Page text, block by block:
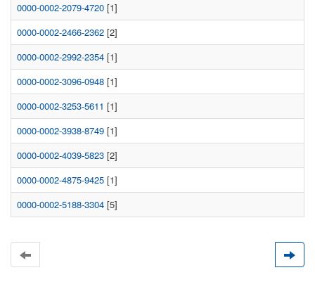
0000-0002-2079-4720 [1]
0000-0002-2466-2362 [2]
0000-0002-2992-2354 [1]
0000-0002-3096-0948 [1]
0000-0002-3253-5611 [1]
0000-0002-3938-8749 [1]
0000-0002-4039-5823 [2]
0000-0002-4875-9425 [1]
0000-0002-5188-3304 [5]